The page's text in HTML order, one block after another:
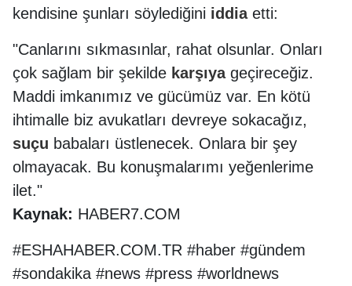
kendisine şunları söylediğini iddiaetti:
"Canlarını sıkmasınlar, rahat olsunlar. Onları
çok sağlam bir şekilde karşıyageçireceğiz.
Maddi imkanımız ve gücümüz var. En kötü
ihtimalle biz avukatları devreye sokacağız,
suçu babaları üstlenecek. Onlara bir şey
olmayacak. Bu konuşmalarımı yeğenlerime
ilet."
Kaynak: HABER7.COM
#ESHAHABER.COM.TR #haber #gündem
#sondakika #news #press #worldnews